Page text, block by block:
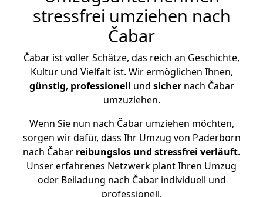
stressfrei umziehen nach
Čabar
Čabar ist voller Schätze, das reich an Geschichte,
Kultur und Vielfalt ist. Wir ermöglichen Ihnen,
günstig, professionell und sichernach Čabar
umzuziehen.
Wenn Sie nun nach Čabar umziehen möchten,
sorgen wir dafür, dass Ihr Umzug von Paderborn
nach Čabar reibungslos und stressfrei verläuft.
Unser erfahrenes Netzwerk plant Ihren Umzug
oder Beiladung nach Čabar individuell und
professionell.